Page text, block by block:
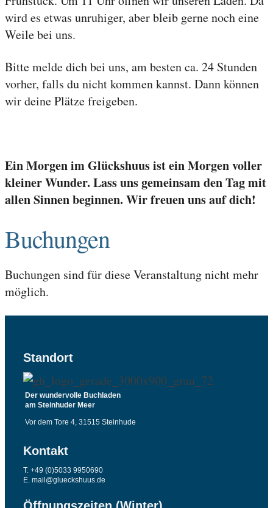
wird es etwas unruhiger, aber bleib gerne noch eine
Weile bei uns.
Bitte melde dich bei uns, am besten ca. 24 Stunden
vorher, falls du nicht kommen kannst. Dann können
wir deine Plätze freigeben.
Ein Morgen im Glückshuus ist ein Morgen voller
kleiner Wunder. Lass uns gemeinsam den Tag mit
allen Sinnen beginnen. Wir freuen uns auf dich!
Buchungen
Buchungen sind für diese Veranstaltung nicht mehr
möglich.
Standort
Der wundervolle Buchladen
am Steinhuder Meer
Vor dem Tore 4, 31515 Steinhude
Kontakt
T. +49 (0)5033 9950690
E. mail@glueckshuus.de